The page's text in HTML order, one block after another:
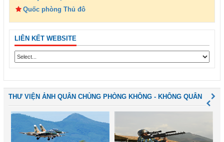
Quốc phòng Thủ đô
LIÊN KẾT WEBSITE
THƯ VIỆN ẢNH QUÂN CHỦNG PHÒNG KHÔNG - KHÔNG QUÂN